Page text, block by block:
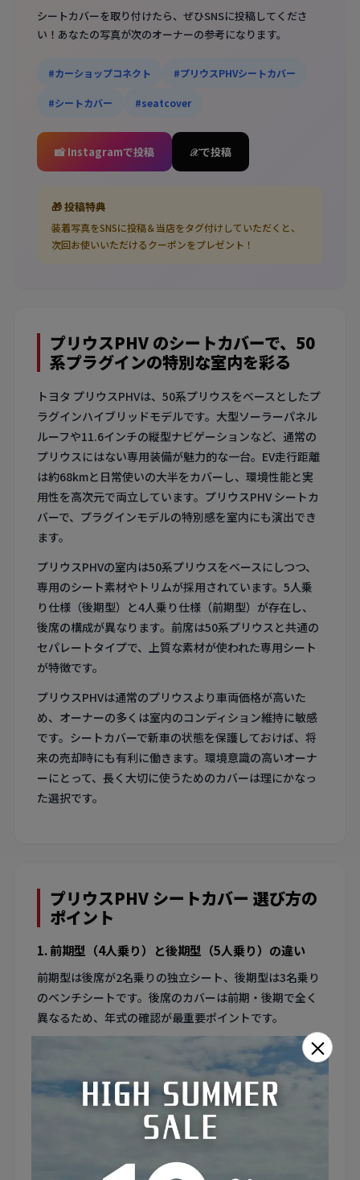
シートカバーを取り付けたら、ぜひSNSに投稿してくださ
い！あなたの写真が次のオーナーの参考になります。
#カーショップコネクト #プリウスPHVシートカバー
#シートカバー #seatcover
📸 Instagramで投稿 𝒳 で投稿
🎁 投稿特典
装着写真をSNSに投稿＆当店をタグ付けしていただくと、
次回お使いいただけるクーポンをプレゼント！
プリウスPHV のシートカバーで、50
系プラグインの特別な室内を彩る
トヨタ プリウスPHVは、50系プリウスをベースとしたプ
ラグインハイブリッドモデルです。大型ソーラーパネル
ルーフや11.6インチの縦型ナビゲーションなど、通常の
プリウスにはない専用装備が魅力的な一台。EV走行距離
は約68kmと日常使いの大半をカバーし、環境性能と実
用性を高次元で両立しています。プリウスPHV シートカ
バーで、プラグインモデルの特別感を室内にも演出でき
ます。
プリウスPHVの室内は50系プリウスをベースにしつつ、
専用のシート素材やトリムが採用されています。5人乗
り仕様（後期型）と4人乗り仕様（前期型）が存在し、
後席の構成が異なります。前席は50系プリウスと共通の
セパレートタイプで、上質な素材が使われた専用シート
が特徴です。
プリウスPHVは通常のプリウスより車両価格が高いた
め、オーナーの多くは室内のコンディション維持に敏感
です。シートカバーで新車の状態を保護しておけば、将
来の売却時にも有利に働きます。環境意識の高いオーナ
ーにとって、長く大切に使うためのカバーは理にかなっ
た選択です。
プリウスPHV シートカバー 選び方の
ポイント
1. 前期型（4人乗り）と後期型（5人乗り）の違い
前期型は後席が2名乗りの独立シート、後期型は3名乗り
のベンチシートです。後席のカバーは前期・後期で全く
異なるため、年式の確認が最重要ポイントです。
2. 50系プリウスとの前席カバー互換性
前席は50系プリウスと基本共通のため、50系用の前席カ
バーが使える場合があります。ただし専用トリムの違い
があるため、PHV対応品を選ぶのが確実です。
×